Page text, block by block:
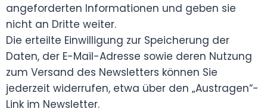
angeforderten Informationen und geben sie
nicht an Dritte weiter.
Die erteilte Einwilligung zur Speicherung der
Daten, der E-Mail-Adresse sowie deren Nutzung
zum Versand des Newsletters können Sie
jederzeit widerrufen, etwa über den „Austragen“-
Link im Newsletter.